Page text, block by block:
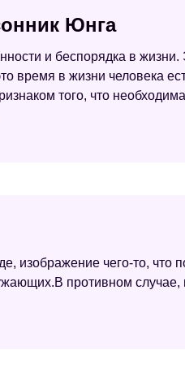
Юнга
и беспорядка в
время в жизни человека
того, что
изображение чего-то, что
противном